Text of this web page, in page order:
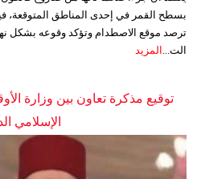
بسطح القمر في إحدى المناطق المتوقعة،
ترصد موقع الاصطدام وتؤكد وقوعه بشكل
الت...
المزيد
توقيع مذكرة تعاون بين وزارة
الإسلامي